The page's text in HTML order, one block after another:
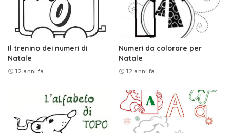
Il trenino dei numeri di
Natale
12 anni fa
Numeri da colorare per
Natale
12 anni fa